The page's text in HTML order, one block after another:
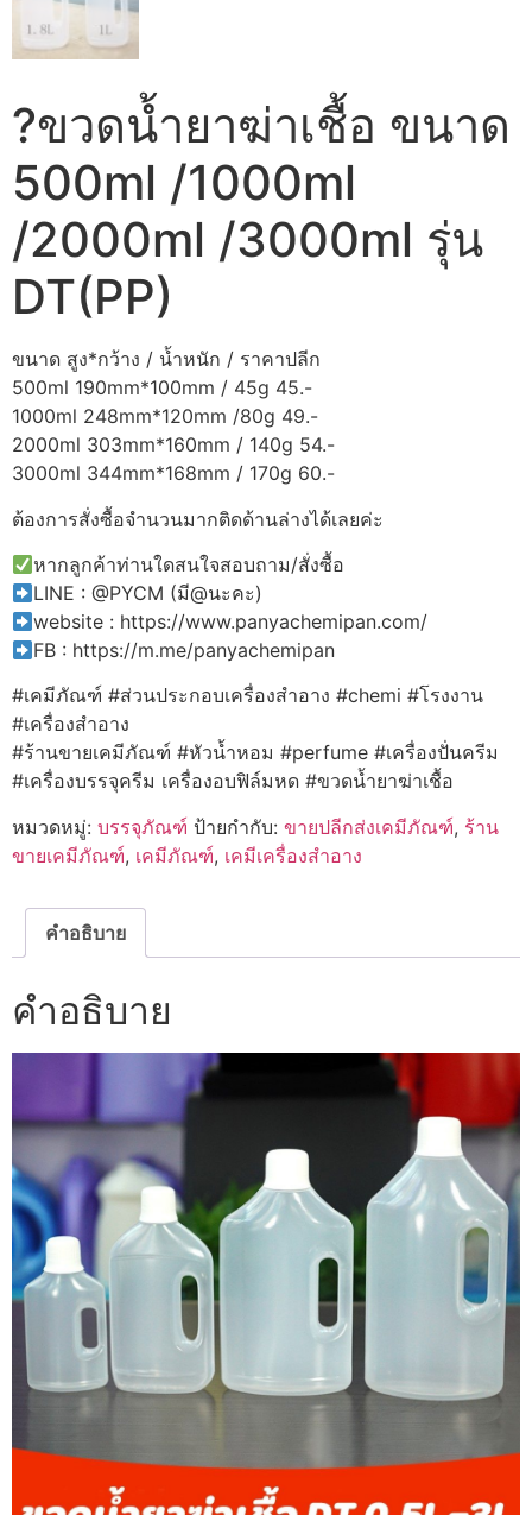
?ขวดน้ำยาฆ่าเชื้อ ขนาด
500ml /1000ml
/2000ml /3000ml รุ่น
DT(PP)
ขนาด สูง*กว้าง / น้ำหนัก / ราคาปลีก
500ml 190mm*100mm / 45g 45.-
1000ml 248mm*120mm /80g 49.-
2000ml 303mm*160mm / 140g 54.-
3000ml 344mm*168mm / 170g 60.-
ต้องการสั่งซื้อจำนวนมากติดด้านล่างได้เลยค่ะ
หากลูกค้าท่านใดสนใจสอบถาม/สั่งซื้อ
LINE : @PYCM (มี@นะคะ)
website : https://www.panyachemipan.com/
FB : https://m.me/panyachemipan
#เคมีภัณฑ์ #ส่วนประกอบเครื่องสำอาง #chemi #โรงงาน
#เครื่องสำอาง
#ร้านขายเคมีภัณฑ์ #หัวน้ำหอม #perfume #เครื่องปั่นครีม
#เครื่องบรรจุครีม เครื่องอบฟิล์มหด #ขวดน้ำยาฆ่าเชื้อ
หมวดหมู่: บรรจุภัณฑ์ ป้ายกำกับ: ขายปลีกส่งเคมีภัณฑ์, ร้าน
ขายเคมีภัณฑ์, เคมีภัณฑ์, เคมีเครื่องสำอาง
คำอธิบาย
คำอธิบาย